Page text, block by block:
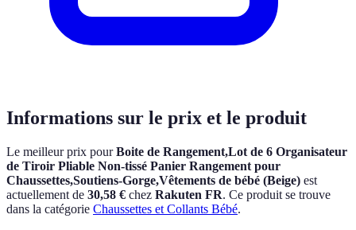
Informations sur le prix et le produit
Le meilleur prix pourBoite de Rangement,Lot de 6 Organisateur
de Tiroir Pliable Non-tissé Panier Rangement pour
Chaussettes,Soutiens-Gorge,Vêtements de bébé (Beige) est
actuellement de 30,58 € chez Rakuten FR. Ce produit se trouve
dans la catégorie Chaussettes et Collants Bébé.